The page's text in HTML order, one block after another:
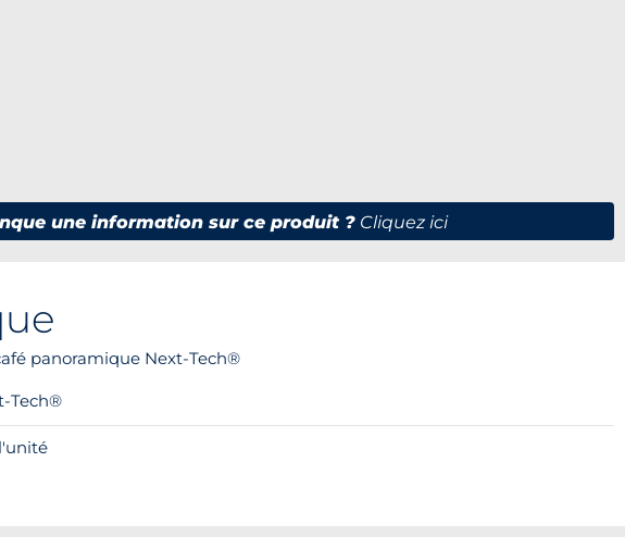
une information sur ce produit ? Cliquez ici
panoramique Next-Tech®
Tech®